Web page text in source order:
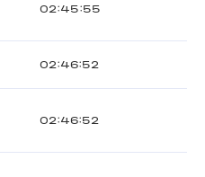
02:45:55
02:46:52
02:46:52